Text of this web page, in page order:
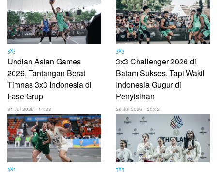
3X3
Undian Asian Games
2026, Tantangan Berat
Timnas 3x3 Indonesia di
Fase Grup
31 Jul 2026 - 14:23
3X3
3x3 Challenger 2026 di
Batam Sukses, Tapi Wakil
Indonesia Gugur di
Penyisihan
26 Jul 2026 - 20:02
3X3 3X3